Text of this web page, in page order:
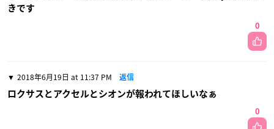
きです
0
2018年6月19日 at 11:37 PM 返信
ロクサスとアクセルとシオンが報われてほしいなぁ
0